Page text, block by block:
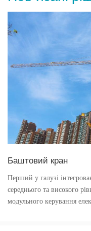
Баштовий кран
Перший у галузі
середнього та високого
модульного керування